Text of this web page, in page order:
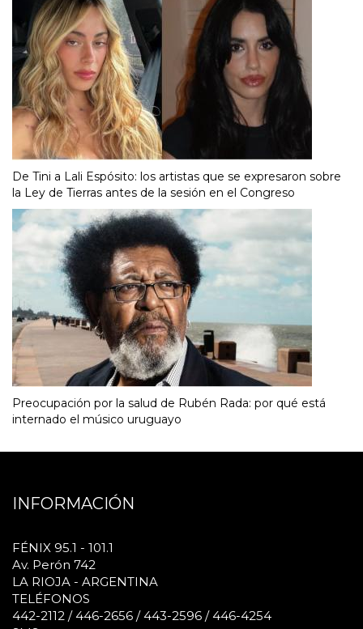
De Tini a Lali Espósito: los artistas que se expresaron sobre
la Ley de Tierras antes de la sesión en el Congreso
Preocupación por la salud de Rubén Rada: por qué está
internado el músico uruguayo
INFORMACIÓN
FÉNIX 95.1 - 101.1
Av. Perón 742
LA RIOJA - ARGENTINA
TELÉFONOS
442-2112 / 446-2656 / 443-2596 / 446-4254